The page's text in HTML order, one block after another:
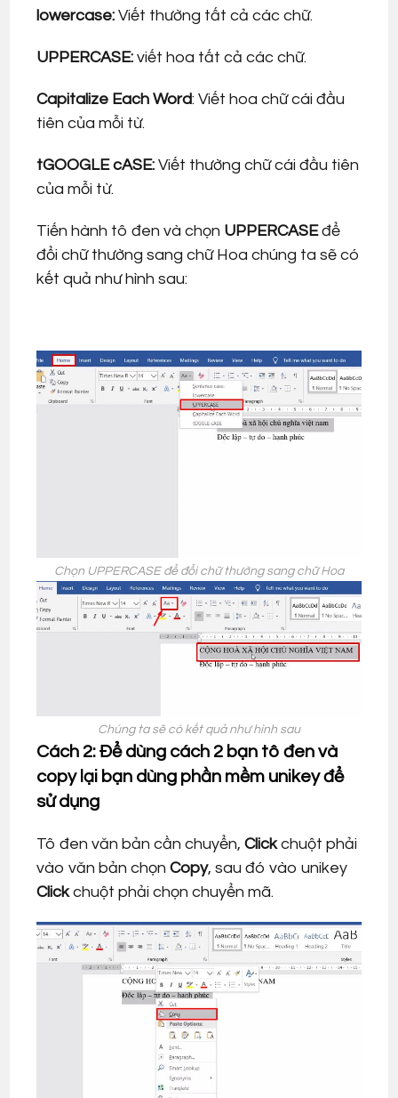
lowercase:Viết thường tất cả các chữ.
UPPERCASE: viết hoa tất cả các chữ.
Capitalize Each Word: Viết hoa chữ cái đầu
tiên của mỗi từ.
tGOOGLE cASE: Viết thường chữ cái đầu tiên
của mỗi từ.
Tiến hành tô đen và chọn UPPERCASEđể
đổi chữ thường sang chữ Hoa chúng ta sẽ có
kết quả như hình sau:
Chọn UPPERCASE để đổi chữ thường sang chữ Hoa
Chúng ta sẽ có kết quả như hình sau
Cách 2: Để dùng cách 2 bạn tô đen và
copy lại bạn dùng phần mềm unikey để
sử dụng
Tô đen văn bản cần chuyển,Clickchuột phải
vào văn bản chọnCopy, sau đó vào unikey
Clickchuột phải chọn chuyển mã.